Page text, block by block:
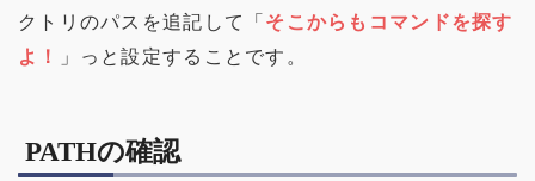
クトリのパスを追記して「そこからもコマンドを探す
よ！
」っと設定することです。
PATHの確認